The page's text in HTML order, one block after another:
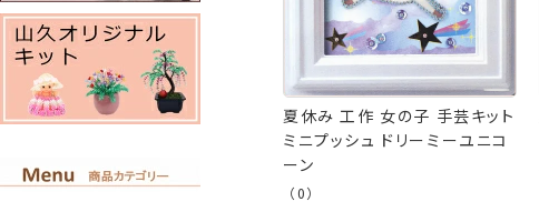
夏休み 工作 女の子 手芸キット
ミニプッシュ ドリーミーユニコ
ーン
（0）